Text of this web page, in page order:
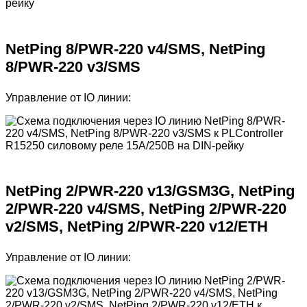
NetPing 8/PWR-220 v4/SMS, NetPing
8/PWR-220 v3/SMS
Управление от IO линии:
NetPing 2/PWR-220 v13/GSM3G, NetPing
2/PWR-220 v4/SMS, NetPing 2/PWR-220
v2/SMS, NetPing 2/PWR-220 v12/ETH
Управление от IO линии: